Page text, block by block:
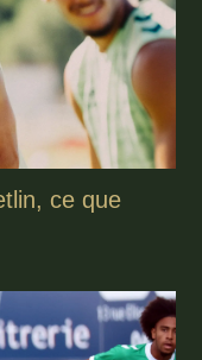
ce que